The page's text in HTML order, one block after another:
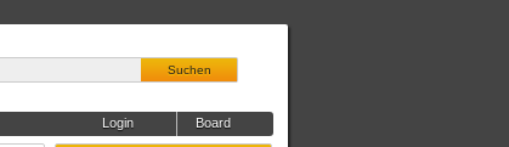
Suchen
Board
Login